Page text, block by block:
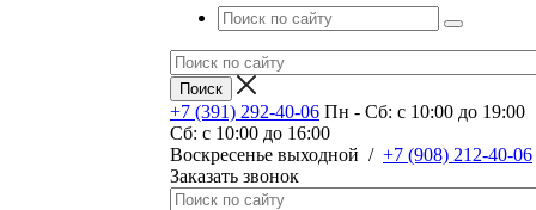
+7 (391) 292-40-06 Пн - Сб: c 10:00 до 19:00
Сб: c 10:00 до 16:00
​Воскресенье выходной / +7 (908) 212-40-06
Заказать звонок